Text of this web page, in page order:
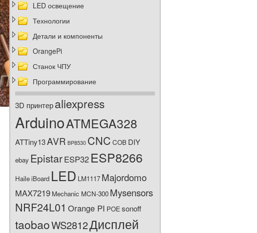
LED освещение
Технологии
Детали и компоненты
OrangePi
Станок ЧПУ
Программирование
3D принтерaliexpress
ArduinoATMEGA328
ATTiny13AVR BP8530 CNC COB DIY
ebay EpistarESP32 ESP8266
HaileiBoard LED LM1117 Majordomo
MAX7219 Mechanic MCN-300 Mysensors
NRF24L01 Orange PI POEsonoff
taobaoWS2812Дисплей